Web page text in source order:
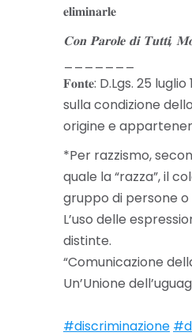
𝐞𝐥𝐢𝐦𝐢𝐧𝐚𝐫𝐥𝐞
𝐂𝐨𝐧 𝐏𝐚𝐫𝐨𝐥𝐞 𝐝𝐢 𝐓𝐮𝐭𝐭𝐢,
𝐅𝐨𝐧𝐭𝐞: D.Lgs. 25
sulla condizione
origine e
*Per razzismo,
quale la “razza”, il
gruppo di persone o
L’uso delle
distinte.
“Comunicazione
Un’Unione
#discriminazione